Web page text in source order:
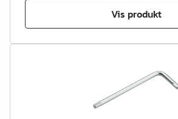
Vis produkt